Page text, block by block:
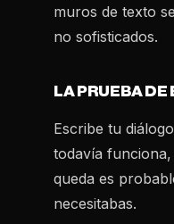
muros de texto
no sofisticados.
LA PRUEBA DE
Escribe tu
todavía
queda es
necesitabas.